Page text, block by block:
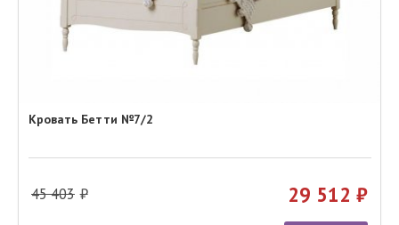
Кровать Бетти №7/2
45 403 29 512